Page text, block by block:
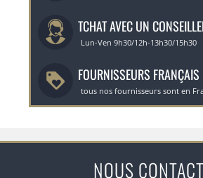
TCHAT AVEC UN
Lun-Ven 9h30/12h-13h30/15h30
FOURNISSEURS FRANÇAIS
tous nos fournisseurs sont en
NOUS